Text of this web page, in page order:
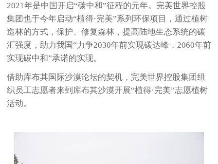
2021年是中国开启“碳中和”征程的元年。完美世界控股
集团也于今年启动“植得·完美”系列环保项目，通过植树
造林的方式，保护、修复森林，提高陆地生态系统的碳
汇强度，助力我国“力争2030年前实现碳达峰，2060年前
实现碳中和”承诺的实现。
借助库布其国际沙漠论坛的契机，完美世界控股集团组
织员工志愿者来到库布其沙漠开展“植得·完美”志愿植树
活动。